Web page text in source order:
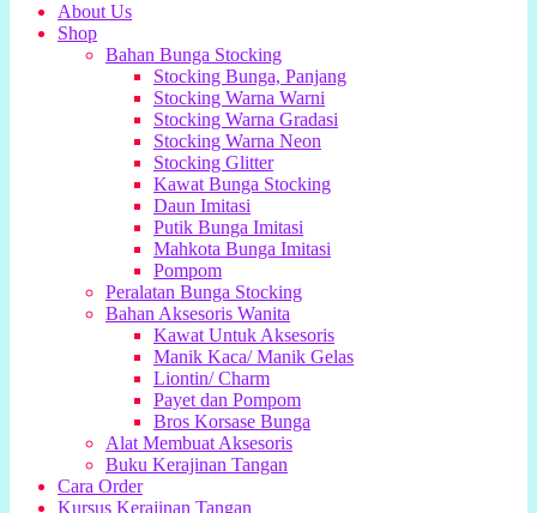
About Us
Shop
Bahan Bunga Stocking
Stocking Bunga, Panjang
Stocking Warna Warni
Stocking Warna Gradasi
Stocking Warna Neon
Stocking Glitter
Kawat Bunga Stocking
Daun Imitasi
Putik Bunga Imitasi
Mahkota Bunga Imitasi
Pompom
Peralatan Bunga Stocking
Bahan Aksesoris Wanita
Kawat Untuk Aksesoris
Manik Kaca/ Manik Gelas
Liontin/ Charm
Payet dan Pompom
Bros Korsase Bunga
Alat Membuat Aksesoris
Buku Kerajinan Tangan
Cara Order
Kursus Kerajinan Tangan